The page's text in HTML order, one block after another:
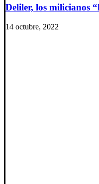
Deliler, los milicianos
14 octubre, 2022